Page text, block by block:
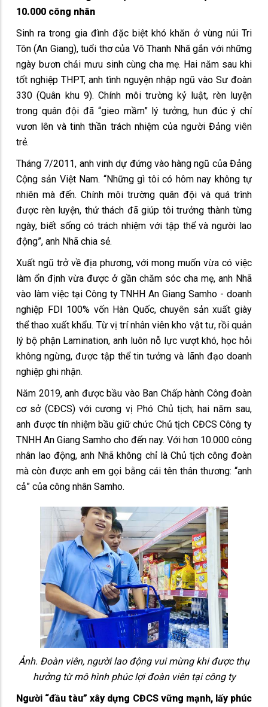
10.000 công nhân
Sinh ra trong gia đình đặc biệt khó khăn ở vùng núi Tri
Tôn (An Giang), tuổi thơ của Võ Thanh Nhã gắn với những
ngày bươn chải mưu sinh cùng cha mẹ. Hai năm sau khi
tốt nghiệp THPT, anh tình nguyện nhập ngũ vào Sư đoàn
330 (Quân khu 9). Chính môi trường kỷ luật, rèn luyện
trong quân đội đã “gieo mầm” lý tưởng, hun đúc ý chí
vươn lên và tinh thần trách nhiệm của người Đảng viên
trẻ.
Tháng 7/2011, anh vinh dự đứng vào hàng ngũ của Đảng
Cộng sản Việt Nam. “Những gì tôi có hôm nay không tự
nhiên mà đến. Chính môi trường quân đội và quá trình
được rèn luyện, thử thách đã giúp tôi trưởng thành từng
ngày, biết sống có trách nhiệm với tập thể và người lao
động”, anh Nhã chia sẻ.
Xuất ngũ trở về địa phương, với mong muốn vừa có việc
làm ổn định vừa được ở gần chăm sóc cha mẹ, anh Nhã
vào làm việc tại Công ty TNHH An Giang Samho - doanh
nghiệp FDI 100% vốn Hàn Quốc, chuyên sản xuất giày
thể thao xuất khẩu. Từ vị trí nhân viên kho vật tư, rồi quản
lý bộ phận Lamination, anh luôn nỗ lực vượt khó, học hỏi
không ngừng, được tập thể tin tưởng và lãnh đạo doanh
nghiệp ghi nhận.
Năm 2019, anh được bầu vào Ban Chấp hành Công đoàn
cơ sở (CĐCS) với cương vị Phó Chủ tịch; hai năm sau,
anh được tín nhiệm bầu giữ chức Chủ tịch CĐCS Công ty
TNHH An Giang Samho cho đến nay. Với hơn 10.000 công
nhân lao động, anh Nhã không chỉ là Chủ tịch công đoàn
mà còn được anh em gọi bằng cái tên thân thương: “anh
cả” của công nhân Samho.
Ảnh. Đoàn viên, người lao động vui mừng khi được thụ
hưởng từ mô hình phúc lợi đoàn viên tại công ty
Người “đầu tàu” xây dựng CĐCS vững mạnh, lấy phúc